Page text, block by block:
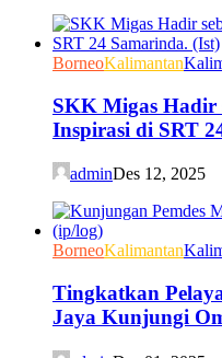
BorneoKalimantan
SKK Migas Hadir
Inspirasi di SRT
adminDes 12, 2025
BorneoKalimantan
Tingkatkan
Jaya Kunjungi